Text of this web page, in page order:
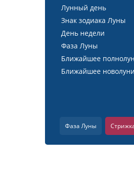
Лунный день
Знак зодиака Луны
День недели
Фаза Луны
Ближайшее
Ближайшее
Фаза Луны